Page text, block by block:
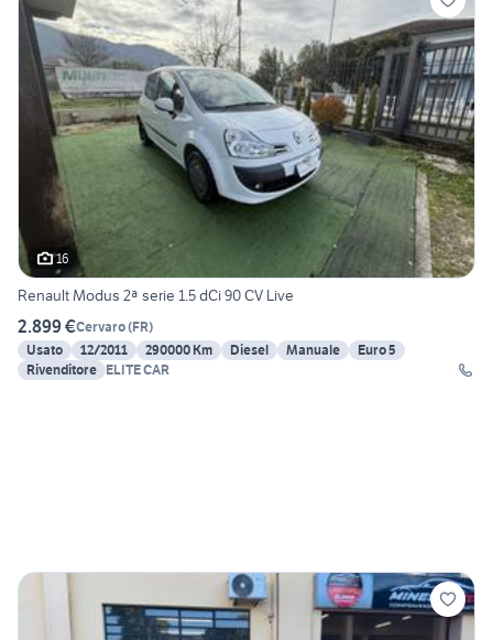
16
Renault Modus 2ª serie 1.5 dCi 90 CV Live
2.899 €Cervaro(FR)
Usato
12/2011 290000 Km Diesel Manuale
Euro 5
Rivenditore ELITE CAR